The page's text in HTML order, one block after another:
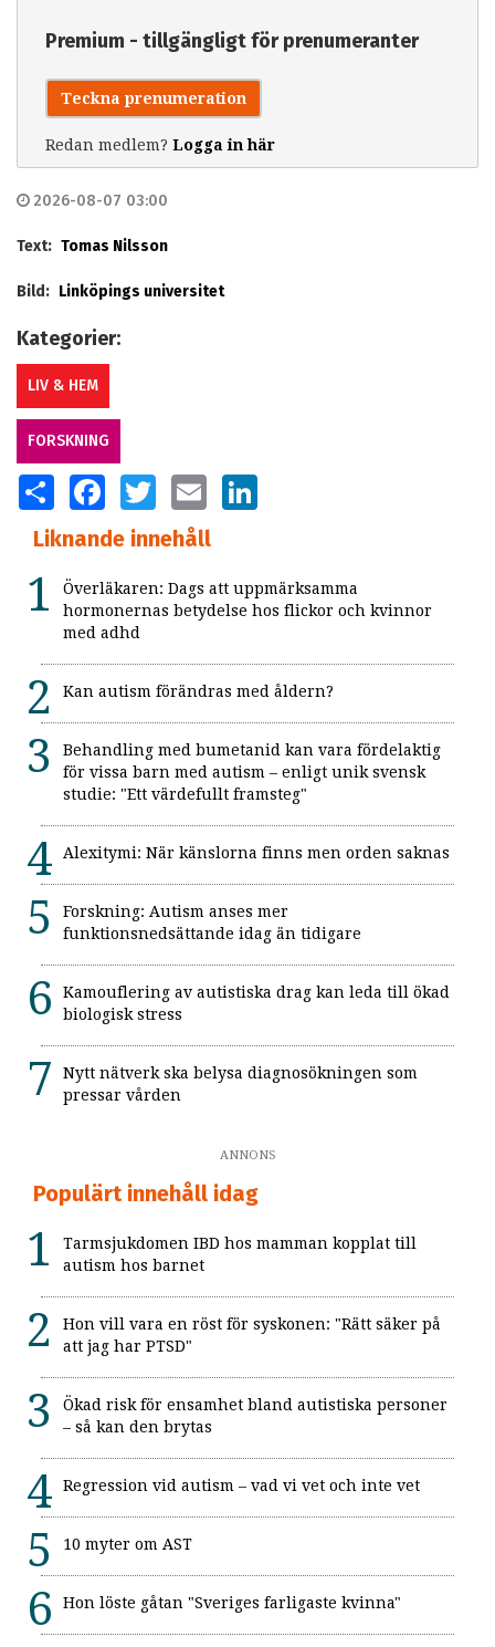
Premium - tillgängligt för prenumeranter
Teckna prenumeration
Redan medlem? Logga in här
2026-08-07 03:00
Text: Tomas Nilsson
Bild: Linköpings universitet
Kategorier:
LIV & HEM
FORSKNING
SHARE FACEBOOKTWITTER EMAIL
Liknande innehåll
Överläkaren: Dags att uppmärksamma
hormonernas betydelse hos flickor och kvinnor
med adhd
Kan autism förändras med åldern?
Behandling med bumetanid kan vara fördelaktig
för vissa barn med autism – enligt unik svensk
studie: "Ett värdefullt framsteg"
Alexitymi: När känslorna finns men orden saknas
Forskning: Autism anses mer
funktionsnedsättande idag än tidigare
Kamouflering av autistiska drag kan leda till ökad
biologisk stress
Nytt nätverk ska belysa diagnosökningen som
pressar vården
ANNONS
Populärt innehåll idag
Tarmsjukdomen IBD hos mamman kopplat till
autism hos barnet
Hon vill vara en röst för syskonen: "Rätt säker på
att jag har PTSD"
Ökad risk för ensamhet bland autistiska personer
– så kan den brytas
Regression vid autism – vad vi vet och inte vet
10 myter om AST
Hon löste gåtan "Sveriges farligaste kvinna"